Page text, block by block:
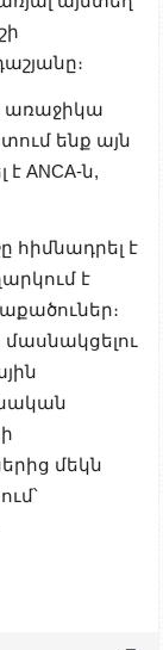
առաջիկա
ենք այն
ANCA-ն,
հիմնադրել է
է
մեկն